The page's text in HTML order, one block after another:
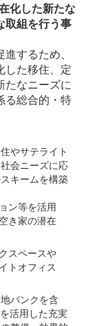
化した新たな
取組を行う事
するため、
した移住、定
たなニーズに
る総合的・特
やサテライト
会ニーズに応
キームを構築
ン等を活用
き家の潜在
スペースや
トオフィス
バンクを含
活用した充実